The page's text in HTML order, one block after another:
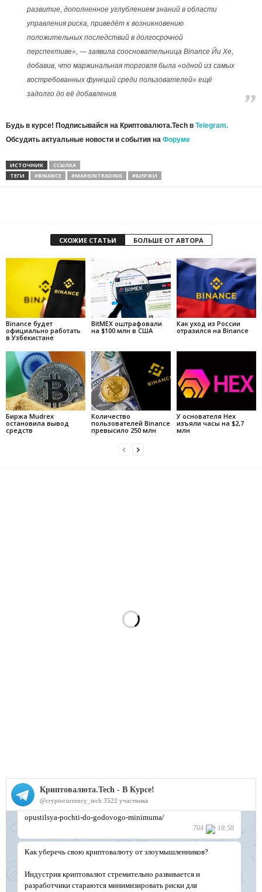
развитие, дополненное углублением знаний в области
управления риска, приведёт к возникновению
положительных последствий в долгосрочной
перспективе», — заявила соосновательница Binance Йи Хе,
добавив, что маржинальная торговля была «одной из самых
востребованных функций среди пользователей» ещё
задолго до её добавления.
Будь в курсе! Подписывайся на Криптовалюта.Tech в Telegram.
Обсудить актуальные новости и события на Форуме
ИСТОЧНИК
ССЫЛКА
ТЕГИ
#BINANCE #MARGINTRADING #БИРЖИ
СХОЖИЕ СТАТЬИ БОЛЬШЕ ОТ АВТОРА
Binance будет
официально работать
в Узбекистане
BitMEX оштрафовали
на $100 млн в США
Как уход из России
отразился на Binance
Биржа Mudrex
остановила вывод
средств
Количество
пользователей Binance
превысило 250 млн
У основателя Hex
изъяли часы на $2,7
млн